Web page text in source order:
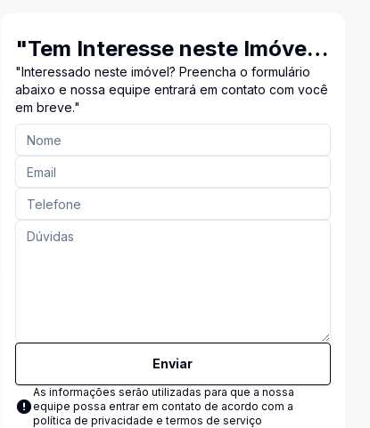
"Tem Interesse neste Imóvel?
Entre em Contato Conosco!"
"Interessado neste imóvel? Preencha o formulário
abaixo e nossa equipe entrará em contato com você
em breve."
Enviar
As informações serão utilizadas para que a nossa
equipe possa entrar em contato de acordo com a
política de privacidade e termos de serviço